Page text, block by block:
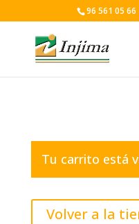
96 561 05 66
Tu carrito está
Volver a la